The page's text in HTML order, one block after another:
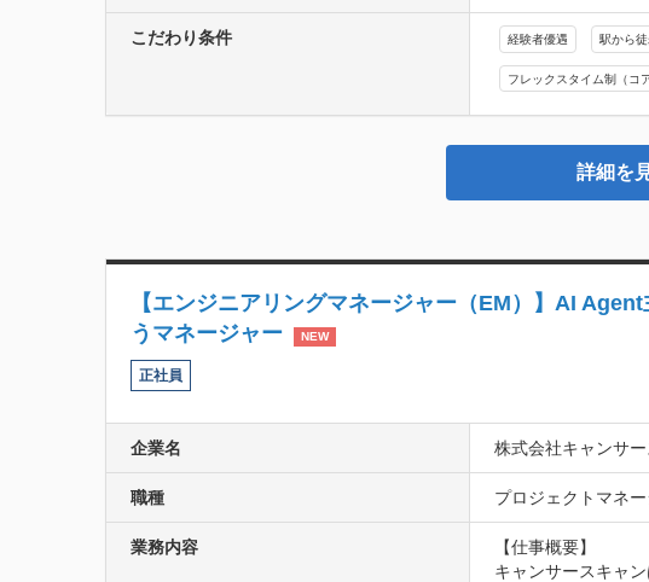
こだわり条件 経験者優遇 駅から
フレックスタイム制（コ
詳細を
【エンジニアリングマネージャー（EM）】AI
うマネージャー
NEW
正社員
企業名 株式会社キャンサ
職種 プロジェクトマネ
業務内容
【仕事概要】
キャンサースキャ